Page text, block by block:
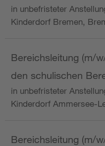
in unbefristeter
Kinderdorf Bremen,
Bereichsleitung (m/
den schulischen
in unbefristeter
Kinderdorf Ammersee-
Bereichsleitung (m/